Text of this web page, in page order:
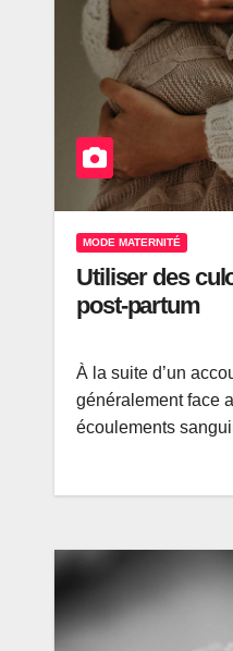
MODE MATERNITÉ
Utiliser des
post-partum
À la suite d’un
généralement face
écoulements